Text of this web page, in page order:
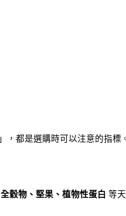
」，都是選購時可以注意的指標
全穀物、堅果、植物性蛋白 等